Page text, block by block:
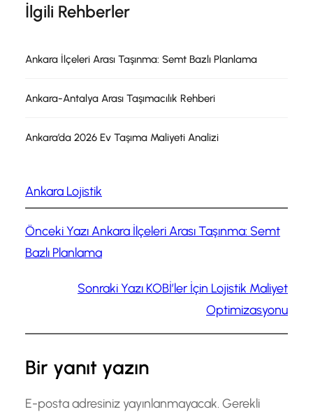
İlgili Rehberler
Ankara İlçeleri Arası Taşınma: Semt Bazlı Planlama
Ankara-Antalya Arası Taşımacılık Rehberi
Ankara’da 2026 Ev Taşıma Maliyeti Analizi
Ankara Lojistik
Önceki YazıAnkara İlçeleri Arası Taşınma: Semt
Bazlı Planlama
Sonraki Yazı KOBİ’ler İçin Lojistik Maliyet
Optimizasyonu
Bir yanıt yazın
E-posta adresiniz yayınlanmayacak. Gerekli